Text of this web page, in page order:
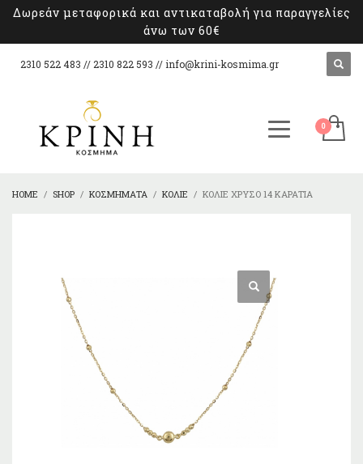
Δωρεάν μεταφορικά και αντικαταβολή για παραγγελίες
άνω των 60€
2310 522 483 // 2310 822 593 // info@krini-kosmima.gr
HOME SHOP ΚΟΣΜΉΜΑΤΑ ΚΟΛΙΈ ΚΟΛΙΈ ΧΡΥΣΌ 14 ΚΑΡΆΤΙΑ